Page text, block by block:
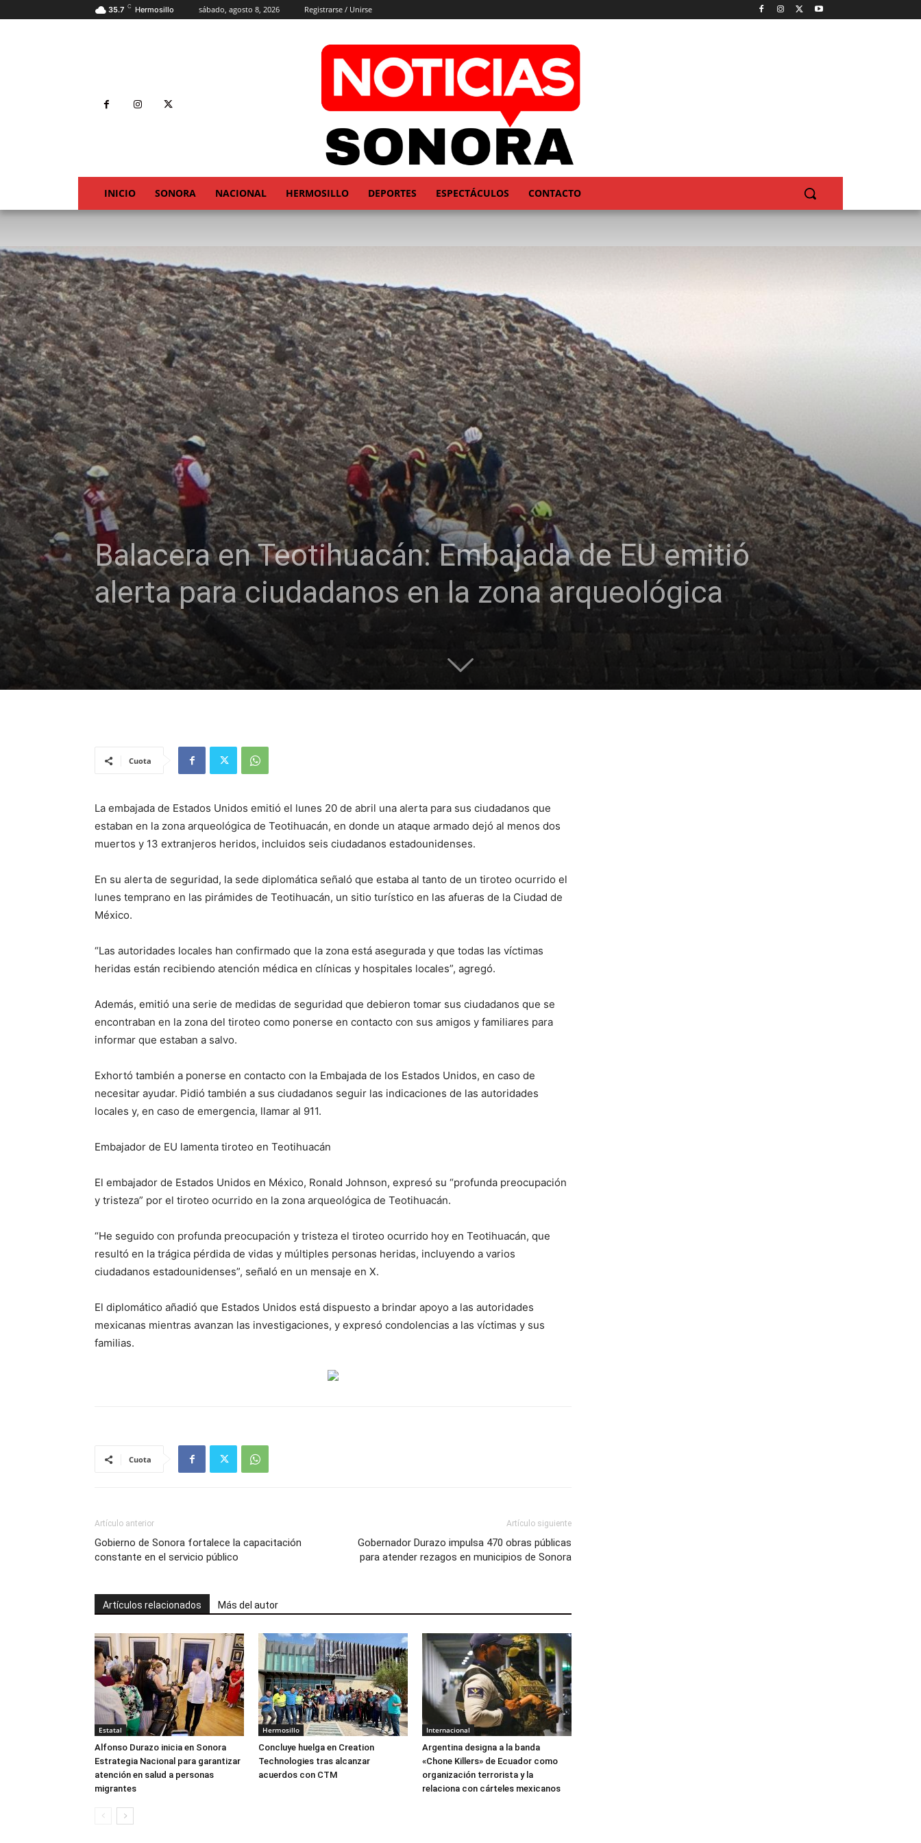
35.7 C Hermosillo sábado, agosto 8, 2026 Registrarse / Unirse
INICIO SONORA NACIONAL HERMOSILLO DEPORTES ESPECTÁCULOS CONTACTO
Balacera en Teotihuacán: Embajada de EU emitió
alerta para ciudadanos en la zona arqueológica
Cuota
La embajada de Estados Unidos emitió el lunes 20 de abril una alerta para sus ciudadanos que
estaban en la zona arqueológica de Teotihuacán, en donde un ataque armado dejó al menos dos
muertos y 13 extranjeros heridos, incluidos seis ciudadanos estadounidenses.
En su alerta de seguridad, la sede diplomática señaló que estaba al tanto de un tiroteo ocurrido el
lunes temprano en las pirámides de Teotihuacán, un sitio turístico en las afueras de la Ciudad de
México.
“Las autoridades locales han confirmado que la zona está asegurada y que todas las víctimas
heridas están recibiendo atención médica en clínicas y hospitales locales”, agregó.
Además, emitió una serie de medidas de seguridad que debieron tomar sus ciudadanos que se
encontraban en la zona del tiroteo como ponerse en contacto con sus amigos y familiares para
informar que estaban a salvo.
Exhortó también a ponerse en contacto con la Embajada de los Estados Unidos, en caso de
necesitar ayudar. Pidió también a sus ciudadanos seguir las indicaciones de las autoridades
locales y, en caso de emergencia, llamar al 911.
Embajador de EU lamenta tiroteo en Teotihuacán
El embajador de Estados Unidos en México, Ronald Johnson, expresó su “profunda preocupación
y tristeza” por el tiroteo ocurrido en la zona arqueológica de Teotihuacán.
“He seguido con profunda preocupación y tristeza el tiroteo ocurrido hoy en Teotihuacán, que
resultó en la trágica pérdida de vidas y múltiples personas heridas, incluyendo a varios
ciudadanos estadounidenses”, señaló en un mensaje en X.
El diplomático añadió que Estados Unidos está dispuesto a brindar apoyo a las autoridades
mexicanas mientras avanzan las investigaciones, y expresó condolencias a las víctimas y sus
familias.
Cuota
Artículo anterior
Gobierno de Sonora fortalece la capacitación
constante en el servicio público
Artículo siguiente
Gobernador Durazo impulsa 470 obras públicas
para atender rezagos en municipios de Sonora
Artículos relacionados Más del autor
Estatal
Alfonso Durazo inicia en Sonora
Estrategia Nacional para garantizar
atención en salud a personas
migrantes
Hermosillo
Concluye huelga en Creation
Technologies tras alcanzar
acuerdos con CTM
Internacional
Argentina designa a la banda
«Chone Killers» de Ecuador como
organización terrorista y la
relaciona con cárteles mexicanos